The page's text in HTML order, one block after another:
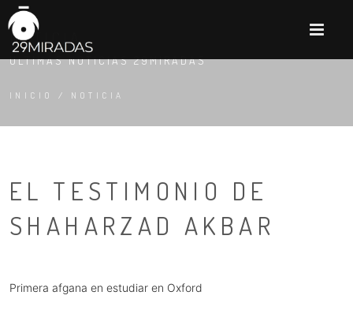
NOTICIA
ÚLTIMAS NOTICIAS 29MIRADAS
INICIO / NOTICIA
EL TESTIMONIO DE
SHAHARZAD AKBAR
Primera afgana en estudiar en Oxford